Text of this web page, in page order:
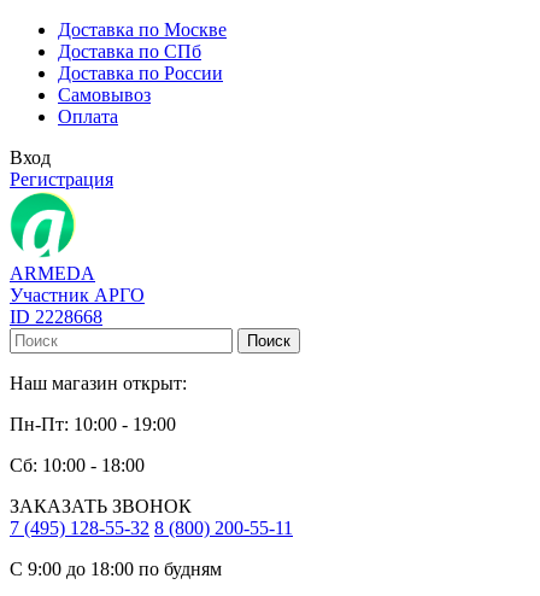
Доставка по Москве
Доставка по СПб
Доставка по России
Самовывоз
Оплата
Вход
Регистрация
ARMEDA
Участник АРГО
ID 2228668
Поиск
Наш магазин открыт:
Пн-Пт: 10:00 - 19:00
Сб: 10:00 - 18:00
ЗАКАЗАТЬ ЗВОНОК
7 (495) 128-55-32 8 (800) 200-55-11
С 9:00 до 18:00 по будням